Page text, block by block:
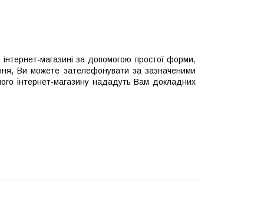
магазині за допомогою простої форми,
Ви можете зателефонувати за зазначеними
інтернет-магазину нададуть Вам докладних